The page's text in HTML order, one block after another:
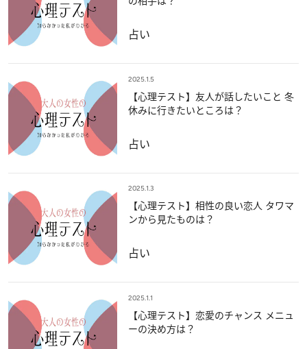
占い
2025.1.5
【心理テスト】友人が話したいこと 冬
休みに行きたいところは？
占い
2025.1.3
【心理テスト】相性の良い恋人 タワマ
ンから見たものは？
占い
2025.1.1
【心理テスト】恋愛のチャンス メニュ
ーの決め方は？